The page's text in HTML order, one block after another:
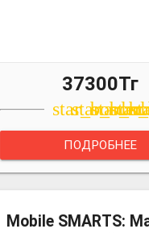
37300Тг
star_border
ПОДРОБНЕЕ
Mobile SMARTS: